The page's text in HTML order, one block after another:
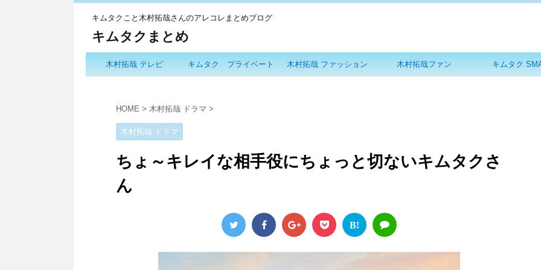
キムタクこと木村拓哉さんのアレコレまとめブログ
キムタクまとめ
木村拓哉 テレビ キムタク プライベート 木村拓哉 ファッション 木村拓哉ファン キムタク
HOME > 木村拓哉 ドラマ >
木村拓哉 ドラマ
ちょ～キレイな相手役にちょっと切ないキムタクさ
ん
B!